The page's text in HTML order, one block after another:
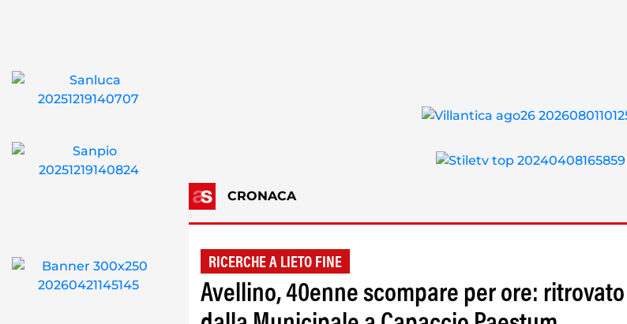
CRONACA
RICERCHE A LIETO FINE
Avellino, 40enne scompare per ore: ritrovato